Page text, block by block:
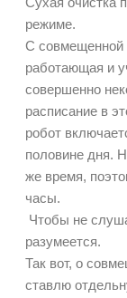
режиме.
С совмещенной
работающая и
совершенно
расписание в
робот
половине дня.
же время,
часы.
Чтобы не
разумеется.
Так вот, о
ставлю